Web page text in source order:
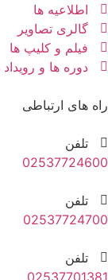
اطلاعیه ها
گالری تصاویر
فیلم و کلیپ ها
دوره ها و رویداد
راه های ارتباطی
تلفن
02537724600
تلفن
02537724700
تلفن
02537701381